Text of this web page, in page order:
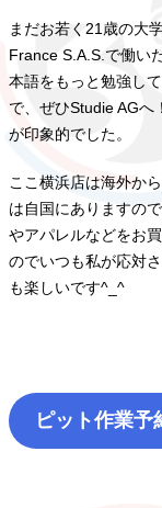
まだお若く21歳の大
France S.A.S.で働い
本語をもっと勉強し
で、ぜひStudie AGへ
が印象的でした。
ここ横浜店は海外か
は自国にありますの
やアパレルなどをお
のでいつも私が応対
も楽しいです^_^
ピット作業予